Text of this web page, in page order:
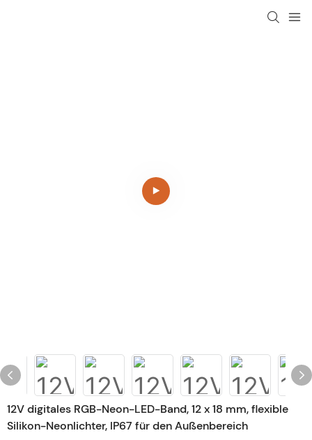
12V digitales RGB-Neon-LED-Band, 12 x 18 mm, flexible
Silikon-Neonlichter, IP67 für den Außenbereich